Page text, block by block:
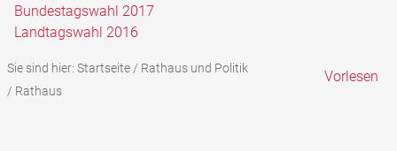
Bundestagswahl 2017
Landtagswahl 2016
Sie sind hier: Startseite/ Rathaus und Politik
/ Rathaus
Vorlesen